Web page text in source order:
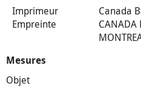
Imprimeur
Canada
Empreinte
CANADA
Mesures
Objet